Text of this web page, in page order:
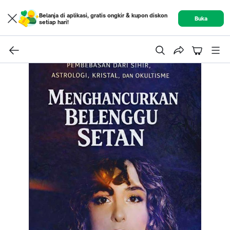
Belanja di aplikasi, gratis ongkir & kupon diskon
setiap hari!
Buka